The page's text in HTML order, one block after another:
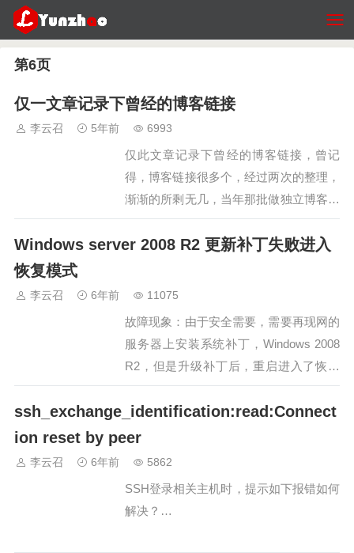
第6页
仅一文章记录下曾经的博客链接
李云召 5年前 6993
仅此文章记录下曾经的博客链接，曾记
得，博客链接很多个，经过两次的整理，
渐渐的所剩无几，当年那批做独立博客的
人也逐渐的关停了网站，这是下图是第一
次整理完之后的博客链接，今天点开，依
Windows server 2008 R2 更新补丁失败进入
恢复模式
李云召 6年前 11075
故障现象：由于安全需要，需要再现网的
服务器上安装系统补丁，Windows 2008
R2，但是升级补丁后，重启进入了恢复
页面，正常进入系统，多次重启仍然无法
正常进入系统。解决方法：经过确认，仅
仅是修补了相关补丁，导致此问题发生，
ssh_exchange_identification:read:Connect
ion reset by peer
李云召 6年前 5862
SSH登录相关主机时，提示如下报错如何
解决？…